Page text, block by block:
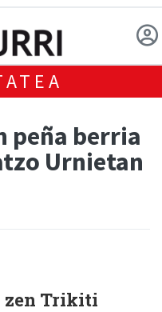
peña berria
Urnietan
zen Trikiti